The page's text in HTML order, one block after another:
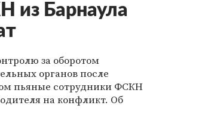
из Барнаула
за оборотом
органов после
пьяные сотрудники ФСКН
на конфликт. Об